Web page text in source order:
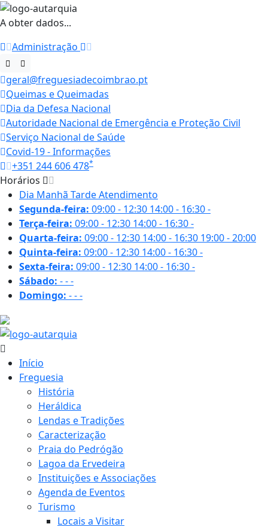
A obter dados...
Administração
geral@freguesiadecoimbrao.pt
Queimas e Queimadas
Dia da Defesa Nacional
Autoridade Nacional de Emergência e Proteção Civil
Serviço Nacional de Saúde
Covid-19 - Informações
+351 244 606 478*
Horários
Dia Manhã TardeAtendimento
Segunda-feira: 09:00 - 12:30 14:00 - 16:30-
Terça-feira: 09:00 - 12:30 14:00 - 16:30-
Quarta-feira: 09:00 - 12:30 14:00 - 16:30 19:00 - 20:00
Quinta-feira: 09:00 - 12:30 14:00 - 16:30-
Sexta-feira: 09:00 - 12:30 14:00 - 16:30-
Sábado: ---
Domingo: ---
Início
Freguesia
História
Heráldica
Lendas e Tradições
Caracterização
Praia do Pedrógão
Lagoa da Ervedeira
Instituições e Associações
Agenda de Eventos
Turismo
Locais a Visitar